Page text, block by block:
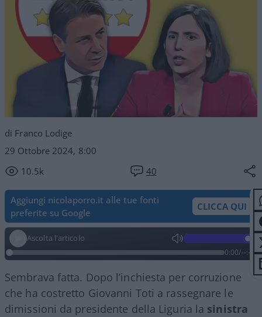
di Franco Lodige
29 Ottobre 2024, 8:00
10.5k
40
Aggiungi nicolaporro.it alle tue fonti
preferite su Google
CLICCA QUI
Ascolta l'articolo
0:00/--:--
Sembrava fatta. Dopo l’inchiesta per corruzione
che ha costretto Giovanni Toti a rassegnare le
dimissioni da presidente della Liguria la sinistra